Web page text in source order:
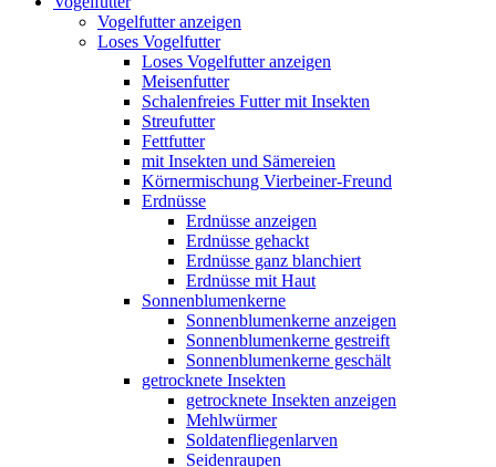
Vogelfutter anzeigen
Loses Vogelfutter
Loses Vogelfutter anzeigen
Meisenfutter
Schalenfreies Futter mit Insekten
Streufutter
Fettfutter
mit Insekten und Sämereien
Körnermischung Vierbeiner-Freund
Erdnüsse
Erdnüsse anzeigen
Erdnüsse gehackt
Erdnüsse ganz blanchiert
Erdnüsse mit Haut
Sonnenblumenkerne
Sonnenblumenkerne anzeigen
Sonnenblumenkerne gestreift
Sonnenblumenkerne geschält
getrocknete Insekten
getrocknete Insekten anzeigen
Mehlwürmer
Soldatenfliegenlarven
Seidenraupen